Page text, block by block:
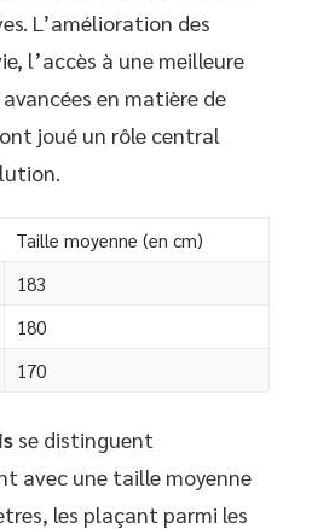
L’amélioration des
l’accès à une meilleure
en matière de
joué un rôle central
Taille moyenne (en cm)
183
180
170
se distinguent
avec une taille moyenne
les plaçant parmi les